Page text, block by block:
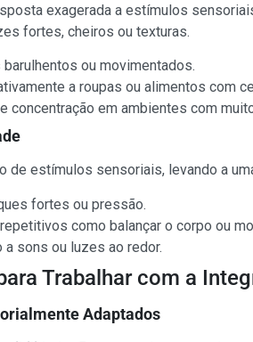
exagerada a estímulos
fortes, cheiros ou texturas.
barulhentos ou movimentados.
a roupas ou alimentos com
concentração em ambientes com
de estímulos sensoriais, levando a
fortes ou pressão.
como balançar o corpo ou
a sons ou luzes ao redor.
Trabalhar com a
Adaptados